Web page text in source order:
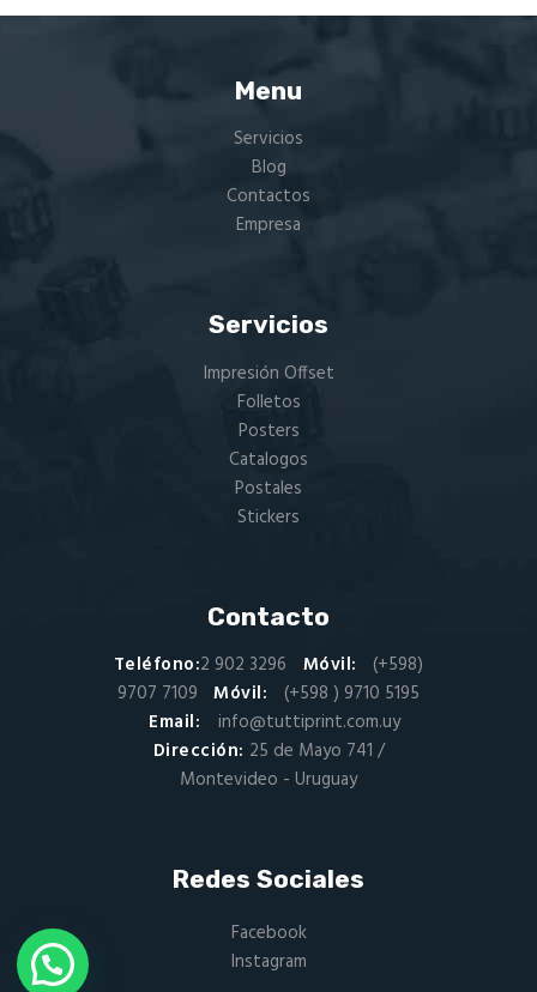
Menu
Servicios
Blog
Contactos
Empresa
Servicios
Impresión Offset
Folletos
Posters
Catalogos
Postales
Stickers
Contacto
Teléfono:2 902 3296 Móvil:
(+598)
9707 7109 Móvil:
(+598 ) 9710 5195
Email:
info@tuttiprint.com.uy
Dirección: 25 de Mayo 741 /
Montevideo - Uruguay
Redes Sociales
Facebook
Instagram